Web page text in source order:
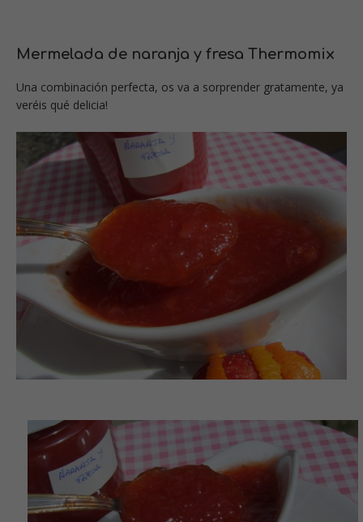
Mermelada de naranja y fresa Thermomix
Una combinación perfecta, os va a sorprender gratamente, ya
veréis qué delicia!